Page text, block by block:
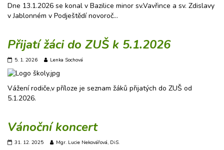
Dne 13.1.2026 se konal v Bazilice minor sv.Vavřince a sv. Zdislavy
v Jablonném v Podještědí novoroč…
Přijatí žáci do ZUŠ k 5.1.2026
5. 1. 2026 Lenka Sochová
Vážení rodiče,v příloze je seznam žáků přijatých do ZUŠ od
5.1.2026.
Vánoční koncert
31. 12. 2025 Mgr. Lucie Nekovářová, DiS.